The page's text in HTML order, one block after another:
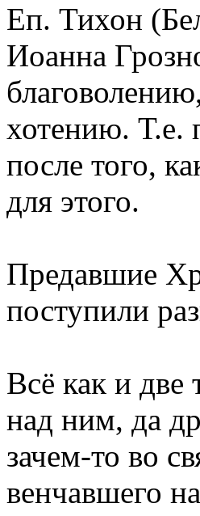
Еп. Тихон
Иоанна
хотению. Т.е.
после того,
для этого.
Предавшие
поступили
Всё как и две
над ним, да
зачем-то во
венчавшего